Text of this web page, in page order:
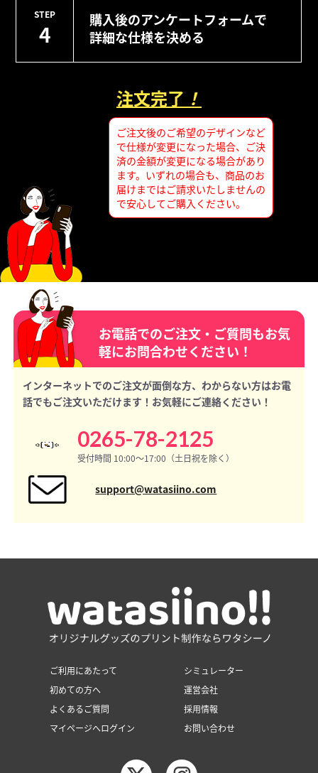
STEP
4
購入後のアンケートフォームで
詳細な仕様を決める
注文完了 ！
ご注文後のご希望のデザインなど
で仕様が変更になった場合、ご決
済の金額が変更になる場合があり
ます。いずれの場合も、商品のお
届けまではご請求いたしませんの
で安心してご購入ください。
お電話でのご注文・ご質問もお気
軽にお問合わせください！
インターネットでのご注文が面倒な方、わからない方はお電
話でもご注文いただけます！お気軽にご連絡ください！
0265-78-2125
受付時間 10:00〜17:00（土日祝を除く）
support@watasiino.com
ご利用にあたって
シミュレーター
初めての方へ
運営会社
よくあるご質問
採用情報
マイページへログイン
お問い合わせ